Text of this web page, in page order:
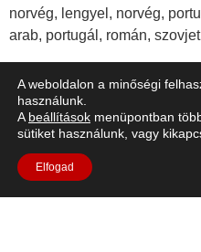
norvég, lengyel, norvég,
arab, portugál, román,
Levegő a
A weboldalon a minőségi
használunk.
A beállítások menüpontban
sütiket használunk, vagy
Elfogad